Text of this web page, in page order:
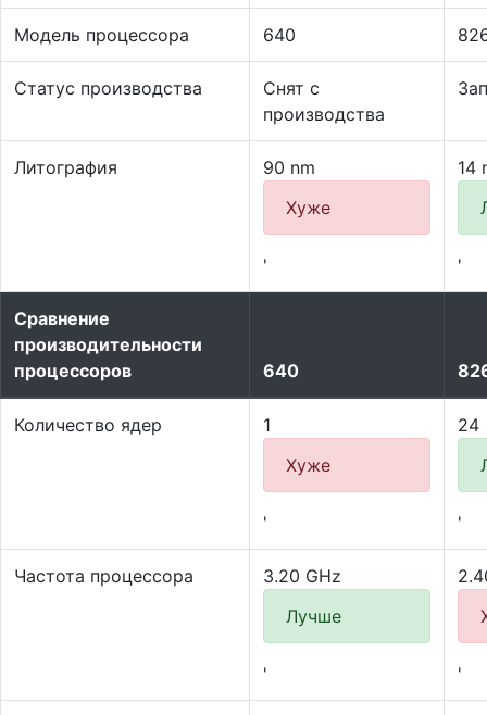
Модель процессора 640
Статус производства
Снят с
производства
Литография
90 nm
Хуже
'
14
'
Сравнение
производительности
процессоров
640
Количество ядер
1
Хуже
'
24
'
Частота процессора
3.20 GHz
Лучше
' '